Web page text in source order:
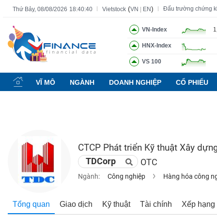
Thứ Bảy, 08/08/2026 18:40:41 Vietstock (VN EN) Đấu trường chứng
VN-Index
HNX-Index
VS 100
VĨ MÔ NGÀNH DOANH NGHIỆP CỔ PHIẾU
CTCP Phát triển Kỹ thuật Xây
TDCorp OTC
Ngành: Công nghiệp Hàng hóa công
Tổng quan Giao dịch Kỹ thuật Tài chính Xếp hạng
Tất cả Tính năng Ngành Mã chứng khoán Lãnh đạo
Tính
năng
(-)
KHOÁN
NGHIỆP